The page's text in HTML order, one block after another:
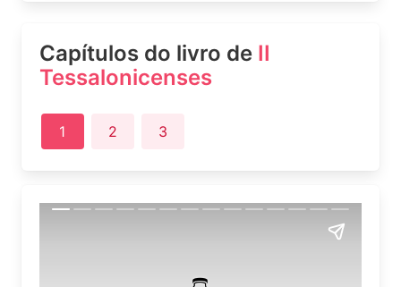
Capítulos do livro de II
Tessalonicenses
1 2 3